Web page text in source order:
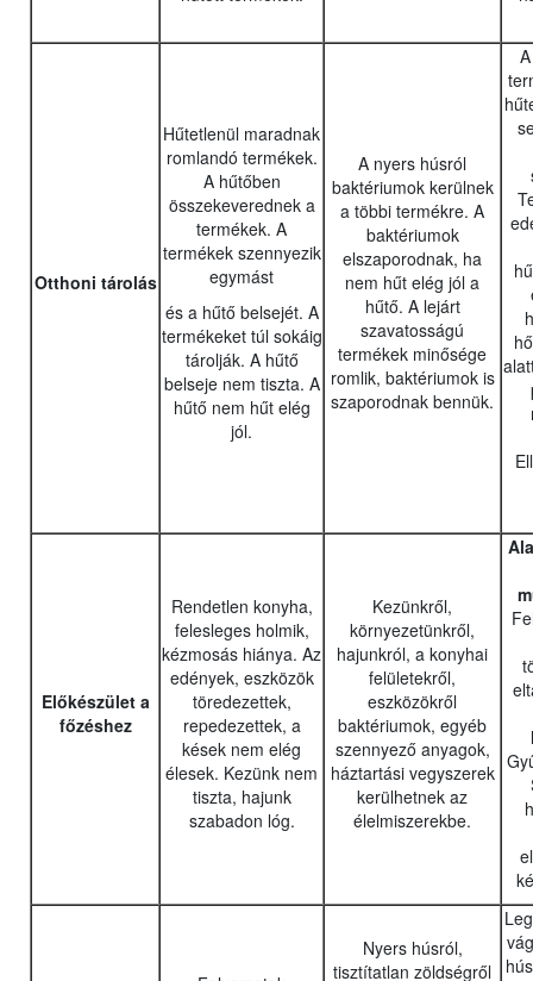
Otthoni tárolás
Hűtetlenül maradnak
romlandó termékek.
A hűtőben
összekeverednek a
termékek. A
termékek szennyezik
egymást
és a hűtő belsejét. A
termékeket túl sokáig
tárolják. A hűtő
belseje nem tiszta. A
hűtő nem hűt elég
jól.
A nyers húsról
baktériumok kerülnek
a többi termékre. A
baktériumok
elszaporodnak, ha
nem hűt elég jól a
hűtő. A lejárt
szavatosságú
termékek minősége
romlik, baktériumok is
szaporodnak bennük.
Előkészület a
főzéshez
Rendetlen konyha,
felesleges holmik,
kézmosás hiánya. Az
edények, eszközök
töredezettek,
repedezettek, a
kések nem elég
élesek. Kezünk nem
tiszta, hajunk
szabadon lóg.
Kezünkről,
környezetünkről,
hajunkról, a konyhai
felületekről,
eszközökről
baktériumok, egyéb
szennyező anyagok,
háztartási vegyszerek
kerülhetnek az
élelmiszerekbe.
Nyers húsról,
tisztítatlan zöldségről